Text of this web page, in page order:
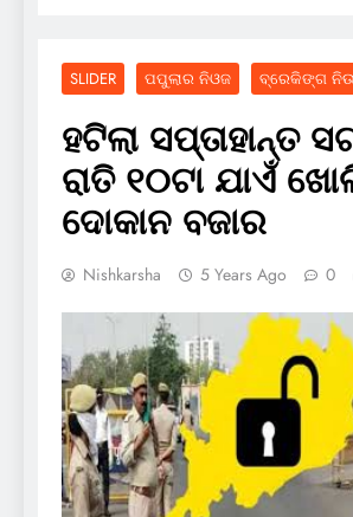
SLIDER ପପୁଲାର ନିଓଜ ବ୍ରେକିଙ୍ଗ
ହଟିଲା ସପ୍ତାହାନ୍ତ
ରାତି ୧୦ଟା ଯାଏଁ
ଦୋକାନ ବଜାର
Nishkarsha 5 Years Ago 0